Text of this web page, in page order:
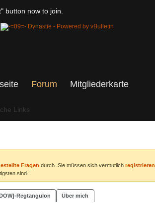
button now to join.
Forum
Links
Mitgliederkarte
Fragen durch. Sie müssen sich vermutlich registrieren
sind.
Regtangulon Über mich